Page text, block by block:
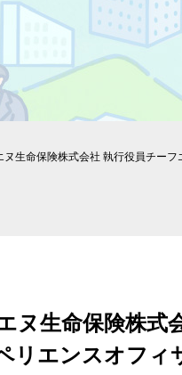
生命保険株式会社 執行役員チーフ
ヌ生命保険株式
リエンスオフィ